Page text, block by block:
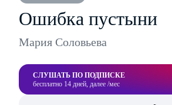
Ошибка пустыни
Мария Соловьева
СЛУШАТЬ ПО ПОДПИСКЕ
бесплатно 14 дней, далее /мес